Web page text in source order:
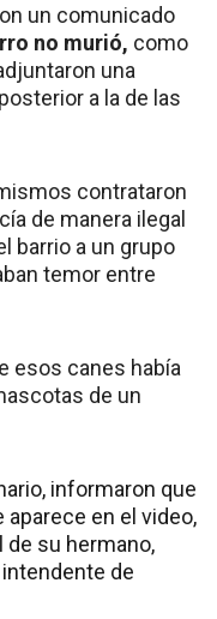
un comunicado
no murió, como
una
a la de las
contrataron
de manera ilegal
barrio a un grupo
temor entre
esos canes había
de un
informaron que
en el video,
su hermano,
de